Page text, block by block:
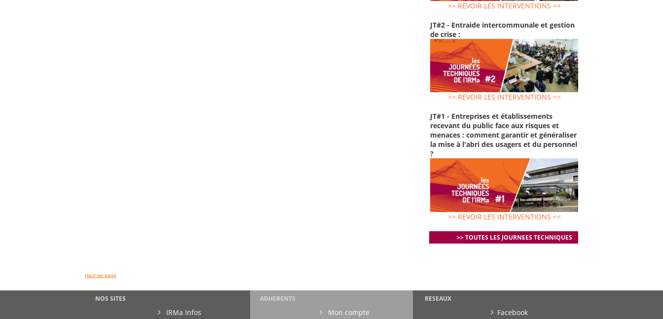
>> REVOIR LES INTERVENTIONS <<
JT#2 - Entraide intercommunale et gestion
de crise :
>> REVOIR LES INTERVENTIONS <<
JT#1 - Entreprises et établissements
recevant du public face aux risques et
menaces : comment garantir et généraliser
la mise à l'abri des usagers et du personnel
?
>> REVOIR LES INTERVENTIONS <<
>> TOUTES LES JOURNEES TECHNIQUES
Haut de page
NOS SITES
IRMa Infos
ADHERENTS
Mon compte
RESEAUX
Facebook